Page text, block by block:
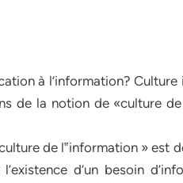
à l’information?
de la notion de «culture de
de l‟information » est
d’un besoin